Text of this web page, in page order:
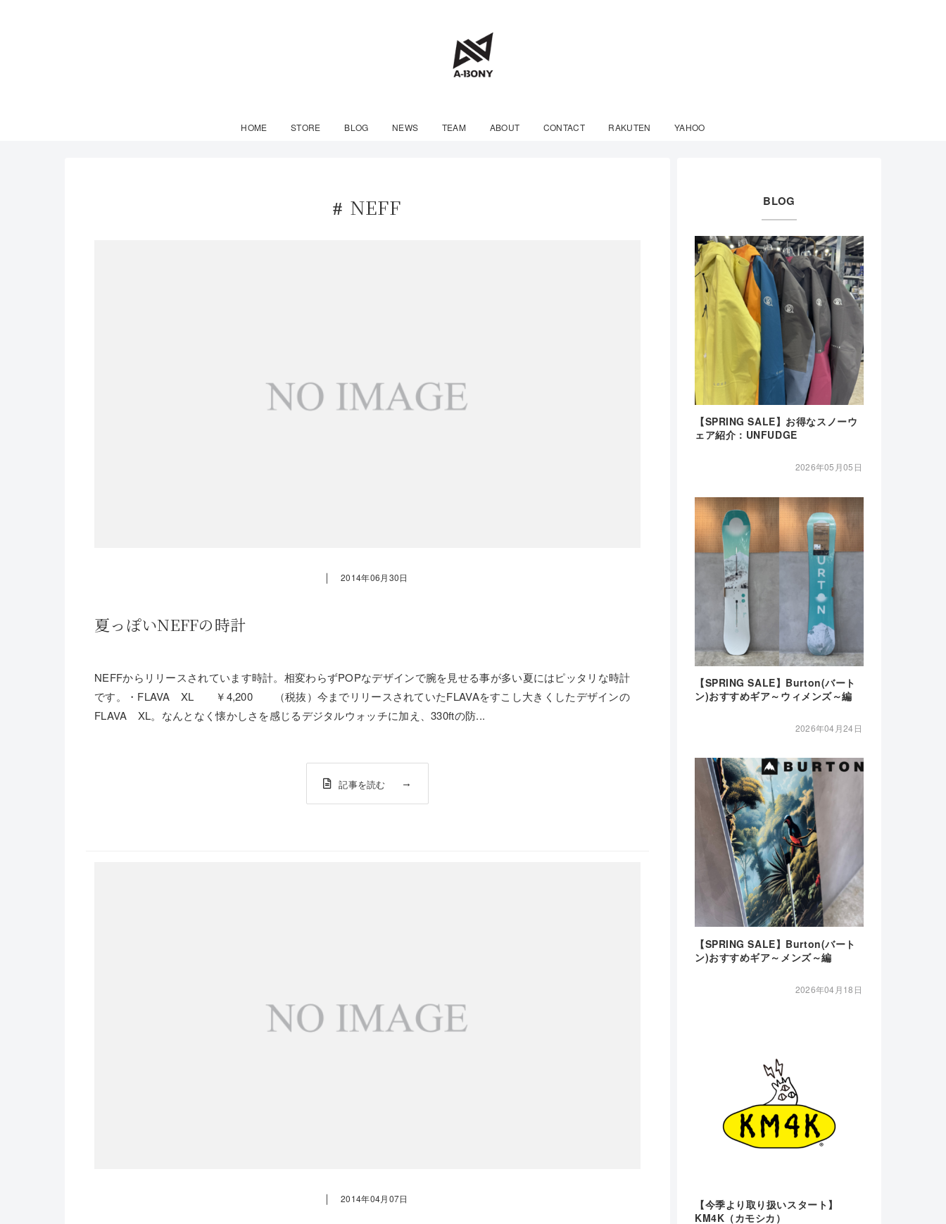
HOME STORE BLOG NEWS TEAM ABOUT CONTACT RAKUTEN YAHOO
NEFF
｜ 2014年06月30日
夏っぽいNEFFの時計
NEFFからリリースされています時計。相変わらずPOPなデザインで腕を見せる事が多い夏にはピッタリな時計
です。・FLAVA XL ￥4,200 （税抜）今までリリースされていたFLAVAをすこし大きくしたデザインの
FLAVA XL。なんとなく懐かしさを感じるデジタルウォッチに加え、330ftの防...
記事を読む
｜ 2014年04月07日
BLOG
【SPRING SALE】お得なスノーウ
ェア紹介：UNFUDGE
2026年05月05日
【SPRING SALE】Burton(バート
ン)おすすめギア～ウィメンズ～編
2026年04月24日
【SPRING SALE】Burton(バート
ン)おすすめギア～メンズ～編
2026年04月18日
【今季より取り扱いスタート】
KM4K（カモシカ）